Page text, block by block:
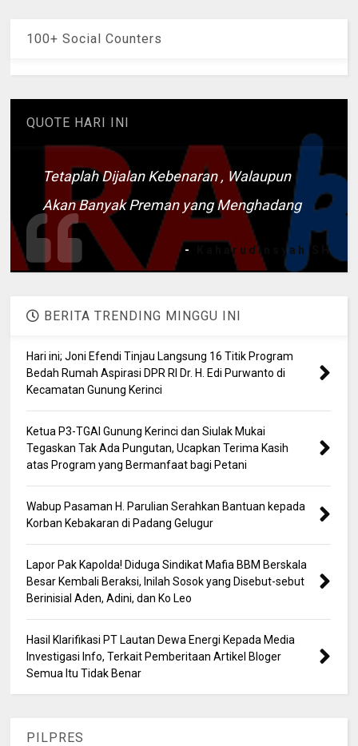
100+ Social Counters
QUOTE HARI INI
Tetaplah Dijalan Kebenaran , Walaupun
Akan Banyak Preman yang Menghadang
- Kaharudinsyah SH
BERITA TRENDING MINGGU INI
Hari ini; Joni Efendi Tinjau Langsung 16 Titik Program
Bedah Rumah Aspirasi DPR RI Dr. H. Edi Purwanto di
Kecamatan Gunung Kerinci
Ketua P3-TGAI Gunung Kerinci dan Siulak Mukai
Tegaskan Tak Ada Pungutan, Ucapkan Terima Kasih
atas Program yang Bermanfaat bagi Petani
Wabup Pasaman H. Parulian Serahkan Bantuan kepada
Korban Kebakaran di Padang Gelugur
Lapor Pak Kapolda! Diduga Sindikat Mafia BBM Berskala
Besar Kembali Beraksi, Inilah Sosok yang Disebut-sebut
Berinisial Aden, Adini, dan Ko Leo
Hasil Klarifikasi PT Lautan Dewa Energi Kepada Media
Investigasi Info, Terkait Pemberitaan Artikel Bloger
Semua Itu Tidak Benar
PILPRES